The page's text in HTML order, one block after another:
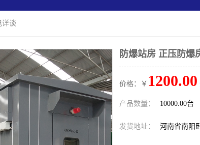
详谈
防爆站房 正压防爆
价格：￥ 1200.00
产品数量： 10000.00台
发货地址： 河南省南阳